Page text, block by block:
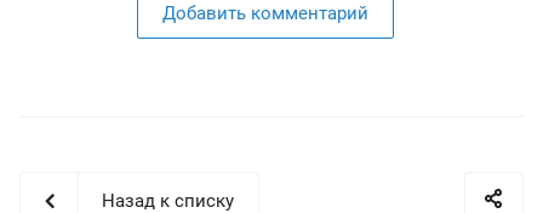
Добавить комментарий
Назад к списку